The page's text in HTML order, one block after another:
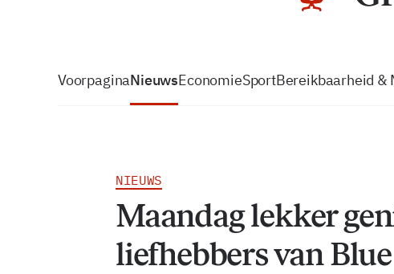
VoorpaginaNieuwsEconomieSportBereikbaarheid &
NIEUWS
Maandag lekker
liefhebbers van